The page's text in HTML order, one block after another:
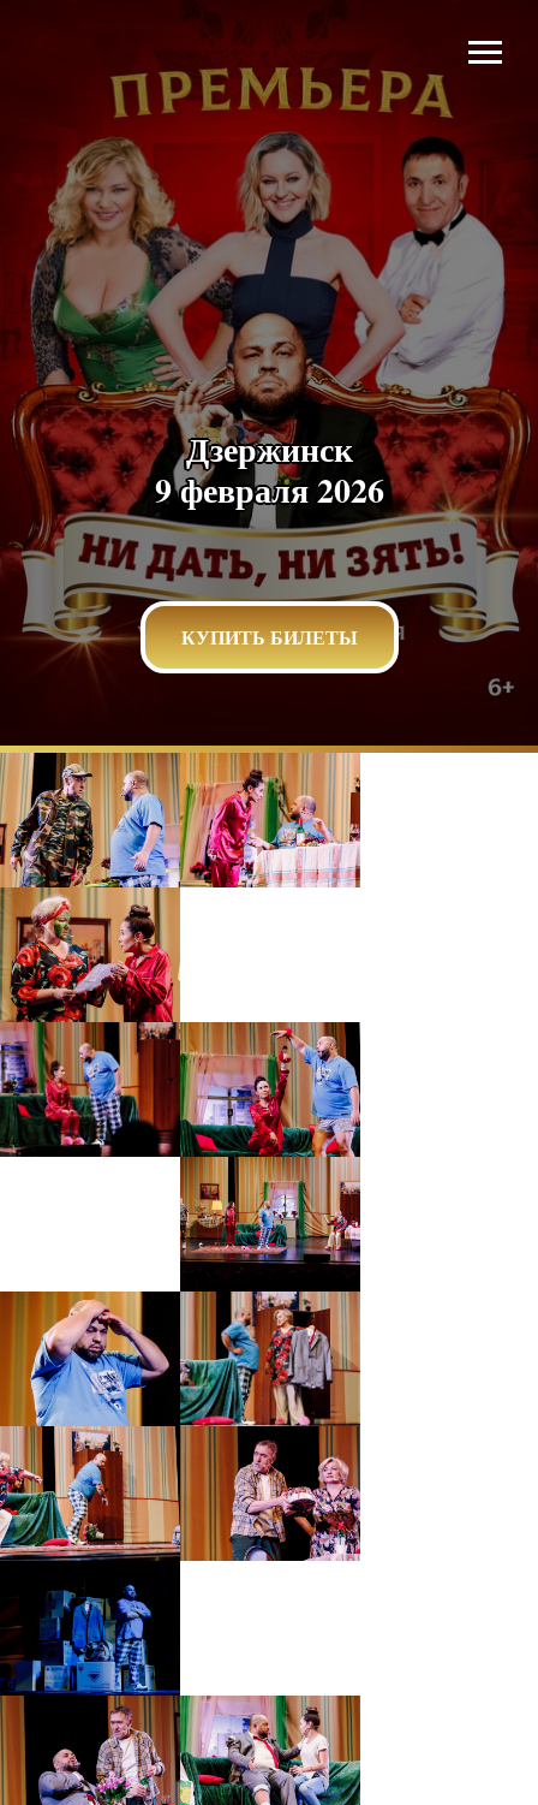
Дзержинск
9 февраля 2026
КУПИТЬ БИЛЕТЫ